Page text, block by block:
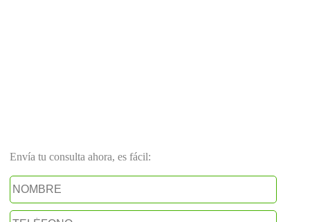
Envía tu consulta ahora, es fácil: